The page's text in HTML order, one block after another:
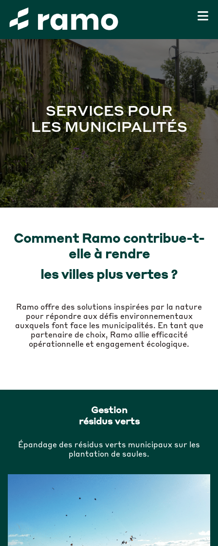
SERVICES POUR
LES MUNICIPALITÉS
Comment Ramo contribue-t-
elle à rendre
les villes plus vertes ?
Ramo offre des solutions inspirées par la nature
pour répondre aux défis environnementaux
auxquels font face les municipalités. En tant que
partenaire de choix, Ramo allie efficacité
opérationnelle et engagement écologique.
Gestion
résidus verts
Épandage des résidus verts municipaux sur les
plantation de saules.